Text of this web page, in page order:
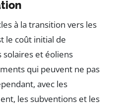
à la transition vers les
le coût initial de
solaires et éoliens
qui peuvent ne pas
avec les
les subventions et les